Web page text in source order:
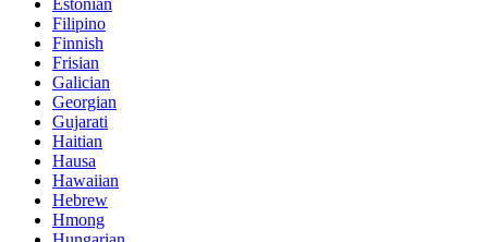
Estonian
Filipino
Finnish
Frisian
Galician
Georgian
Gujarati
Haitian
Hausa
Hawaiian
Hebrew
Hmong